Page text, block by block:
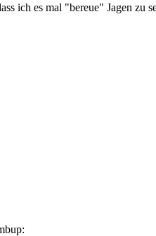
ich es mal "bereue" Jagen zu